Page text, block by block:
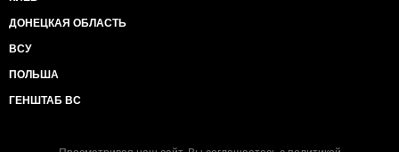
ДОНЕЦКАЯ ОБЛАСТЬ
ВСУ
ПОЛЬША
ГЕНШТАБ ВС